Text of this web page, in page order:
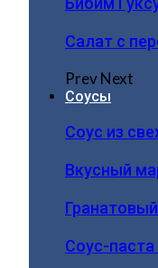
Салат с
PrevNext
Соусы
Соус из
Вкусный
Соус-